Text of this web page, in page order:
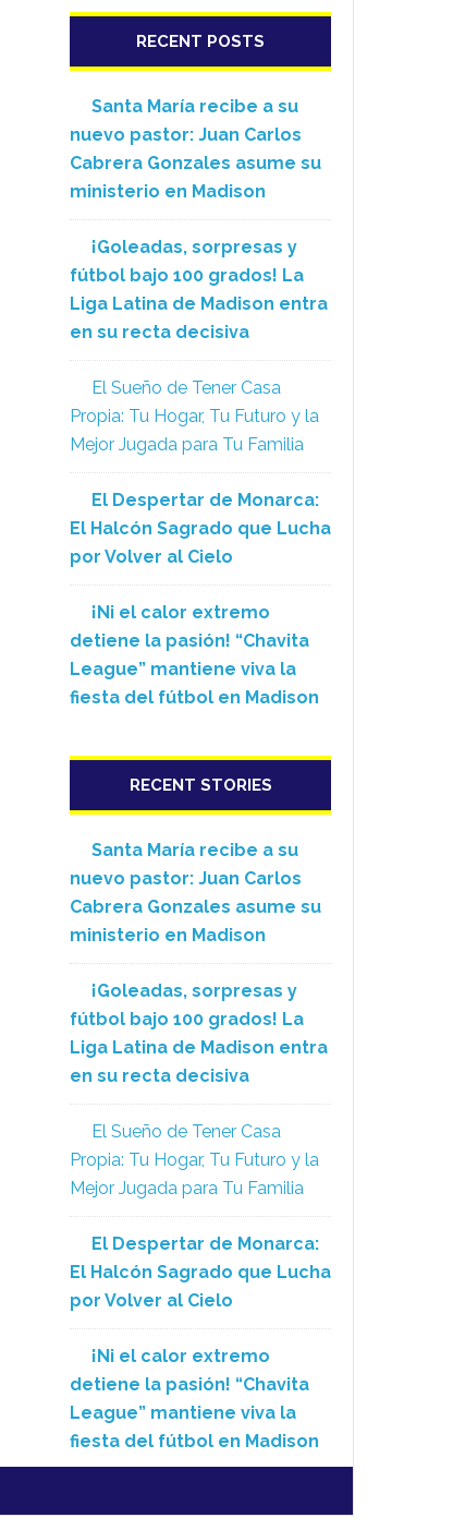
RECENT POSTS
Santa María recibe a su
nuevo pastor: Juan Carlos
Cabrera Gonzales asume su
ministerio en Madison
¡Goleadas, sorpresas y
fútbol bajo 100 grados! La
Liga Latina de Madison entra
en su recta decisiva
El Sueño de Tener Casa
Propia: Tu Hogar, Tu Futuro y la
Mejor Jugada para Tu Familia
El Despertar de Monarca:
El Halcón Sagrado que Lucha
por Volver al Cielo
¡Ni el calor extremo
detiene la pasión! “Chavita
League” mantiene viva la
fiesta del fútbol en Madison
RECENT STORIES
Santa María recibe a su
nuevo pastor: Juan Carlos
Cabrera Gonzales asume su
ministerio en Madison
¡Goleadas, sorpresas y
fútbol bajo 100 grados! La
Liga Latina de Madison entra
en su recta decisiva
El Sueño de Tener Casa
Propia: Tu Hogar, Tu Futuro y la
Mejor Jugada para Tu Familia
El Despertar de Monarca:
El Halcón Sagrado que Lucha
por Volver al Cielo
¡Ni el calor extremo
detiene la pasión! “Chavita
League” mantiene viva la
fiesta del fútbol en Madison